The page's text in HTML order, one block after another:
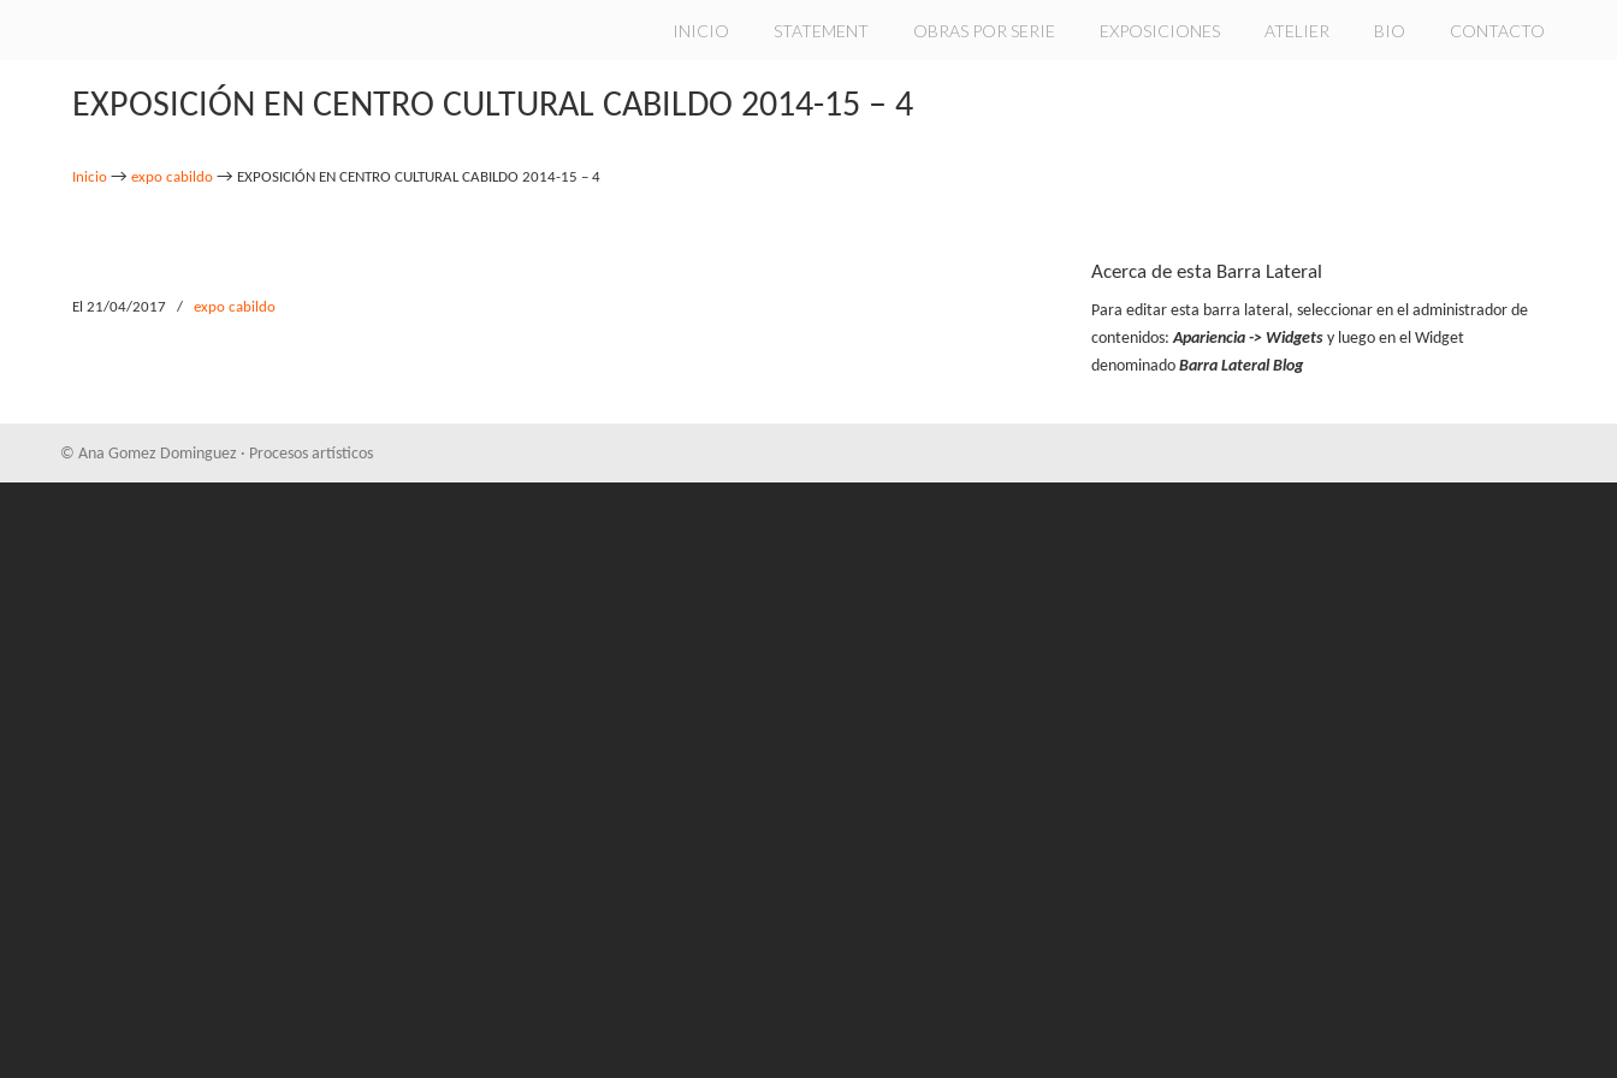
INICIO STATEMENT OBRAS POR SERIE EXPOSICIONES ATELIER BIO CONTACTO
EXPOSICIÓN EN CENTRO CULTURAL CABILDO 2014-15 – 4
Inicio →expo cabildo → EXPOSICIÓN EN CENTRO CULTURAL CABILDO 2014-15 – 4
El 21/04/2017 / expo cabildo
Acerca de esta Barra Lateral
Para editar esta barra lateral, seleccionar en el administrador de
contenidos:Apariencia -> Widgetsy luego en el Widget
denominado Barra Lateral Blog
© Ana Gomez Dominguez · Procesos artísticos